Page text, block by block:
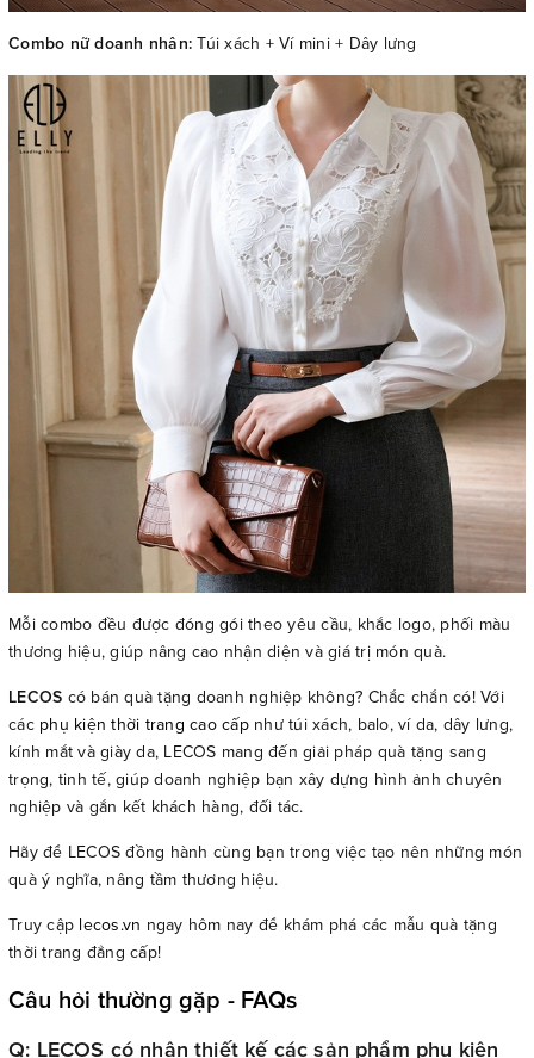
Combo nữ doanh nhân: Túi xách + Ví mini + Dây lưng
Mỗi combo đều được đóng gói theo yêu cầu, khắc logo, phối màu
thương hiệu, giúp nâng cao nhận diện và giá trị món quà.
LECOS có bán quà tặng doanh nghiệp không? Chắc chắn có! Với
các phụ kiện thời trang cao cấpnhư túi xách, balo, ví da, dây lưng,
kính mắt và giày da, LECOS mang đến giải pháp quà tặng sang
trọng, tinh tế, giúp doanh nghiệp bạn xây dựng hình ảnh chuyên
nghiệp và gắn kết khách hàng, đối tác.
Hãy để LECOS đồng hành cùng bạn trong việc tạo nên những món
quà ý nghĩa, nâng tầm thương hiệu.
Truy cập lecos.vn ngay hôm nay để khám phá các mẫu quà tặng
thời trang đẳng cấp!
Câu hỏi thường gặp - FAQs
Q: LECOS có nhận thiết kế các sản phẩm phụ kiện